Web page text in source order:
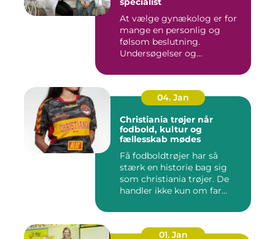
At vælge gynækolog er for
mange en personlig og
følsom beslutning.
Undersøgelser og
04. Jan
Christiania trøjer når
fodbold, kultur og
fællesskab mødes
Få fodboldtrøjer har så
stærk en historie bag sig
som christiania trøjer. De
handler ikke kun om far...
01. Jan